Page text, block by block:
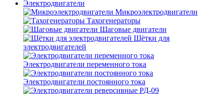
Электродвигатели
Микроэлектродвигатели
Тахогенераторы
Шаговые двигатели
Щётки для
электродвигателей
Электродвигатели переменного тока
Электродвигатели постоянного тока